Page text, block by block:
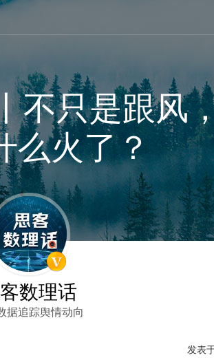
不只是跟风
么火了？
数理话
据追踪舆情动向
发表